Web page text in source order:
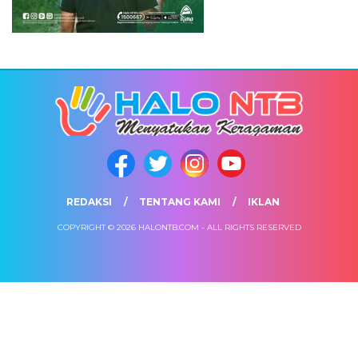
REDAKSI TENTANG KAMI IKLAN
COPYRIGHT © 2026 HALONTB.COM - ALL RIGHTS RESERVED